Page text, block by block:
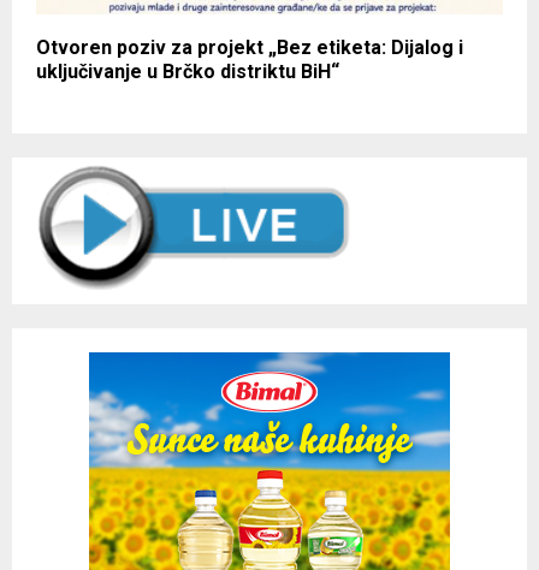
Otvoren poziv za projekt „Bez etiketa: Dijalog i
uključivanje u Brčko distriktu BiH“